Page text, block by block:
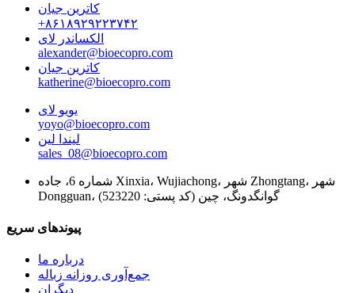
کاترین جیان
‎+۸۶۱۸۹۲۹۲۲۳۷۴۲‎
الکساندر لای
alexander@bioecopro.com
کاترین جیان
katherine@bioecopro.com
یویو لای
yoyo@bioecopro.com
لیندا لین
sales_08@bioecopro.com
شماره 6، جاده Xinxia، Wujiachong، شهر Zhongtang، شهر
Dongguan، گوانگدونگ، چین (کد پستی: 523220)
پیوندهای سریع
درباره ما
جمع‌آوری روزانه زباله
دیگران